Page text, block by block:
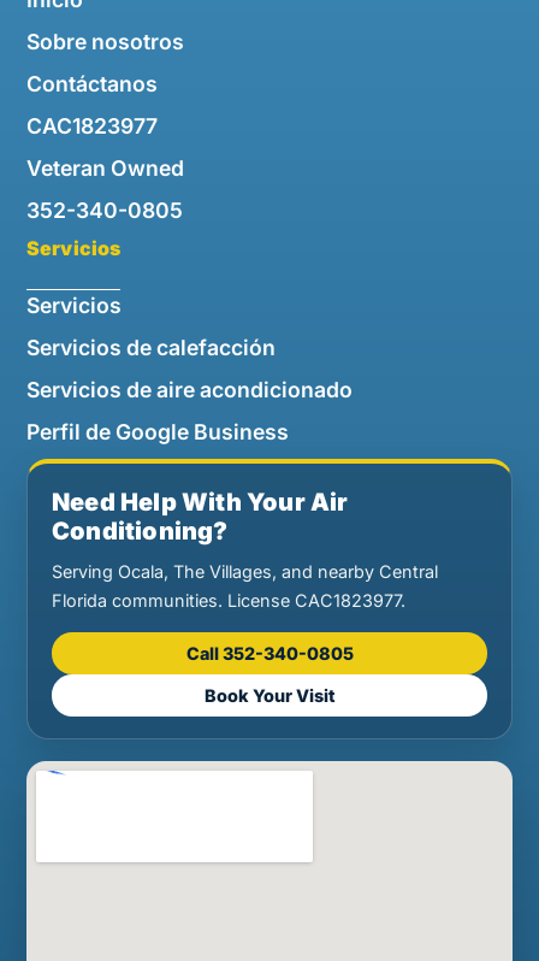
Sobre nosotros
Contáctanos
CAC1823977
Veteran Owned
352-340-0805
Servicios
Servicios
Servicios de calefacción
Servicios de aire acondicionado
Perfil de Google Business
Need Help With Your Air
Conditioning?
Serving Ocala, The Villages, and nearby Central
Florida communities. License CAC1823977.
Call 352-340-0805
Book Your Visit